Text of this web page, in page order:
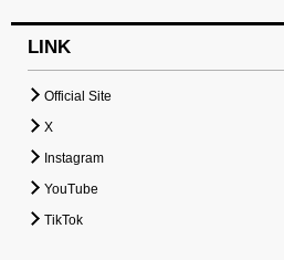
LINK
Official Site
X
Instagram
YouTube
TikTok